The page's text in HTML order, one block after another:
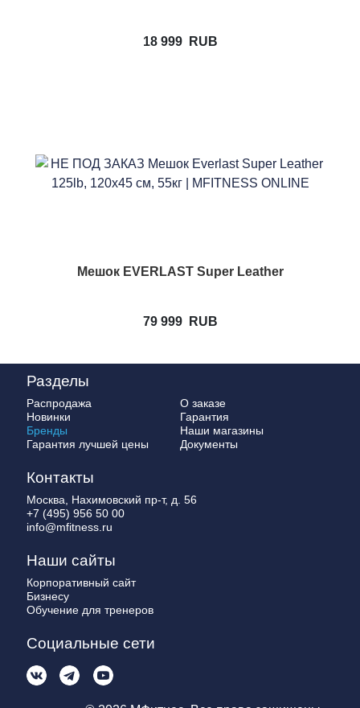
18 999 RUB
Мешок EVERLAST Super Leather
79 999 RUB
Разделы
Распродажа
Новинки
Бренды
Гарантия лучшей цены
О заказе
Гарантия
Наши магазины
Документы
Контакты
Москва, Нахимовский пр-т, д. 56
+7 (495) 956 50 00
info@mfitness.ru
Наши сайты
Корпоративный сайт
Бизнесу
Обучение для тренеров
Социальные сети